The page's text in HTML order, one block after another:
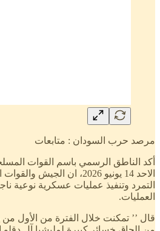
مرصد حرب السودان : متابعات
أكد الناطق الرسمي باسم القوات
الاحد 14 يونيو 2026، ان
التمرد وتنفيذ عمليات عسكرية نوعية
العمليات.